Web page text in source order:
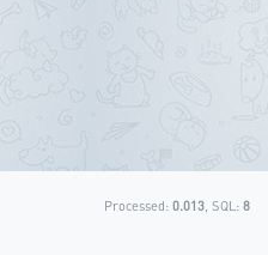
Processed: 0.013 , SQL: 8